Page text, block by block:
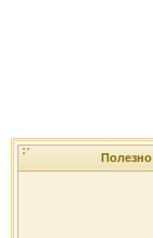
Полезно